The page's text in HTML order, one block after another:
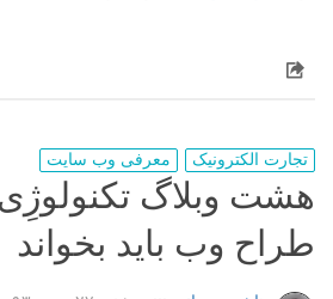
تجارت الکترونیک معرفی وب سایت
هشت وبلاگ
طراح وب باید بخواند